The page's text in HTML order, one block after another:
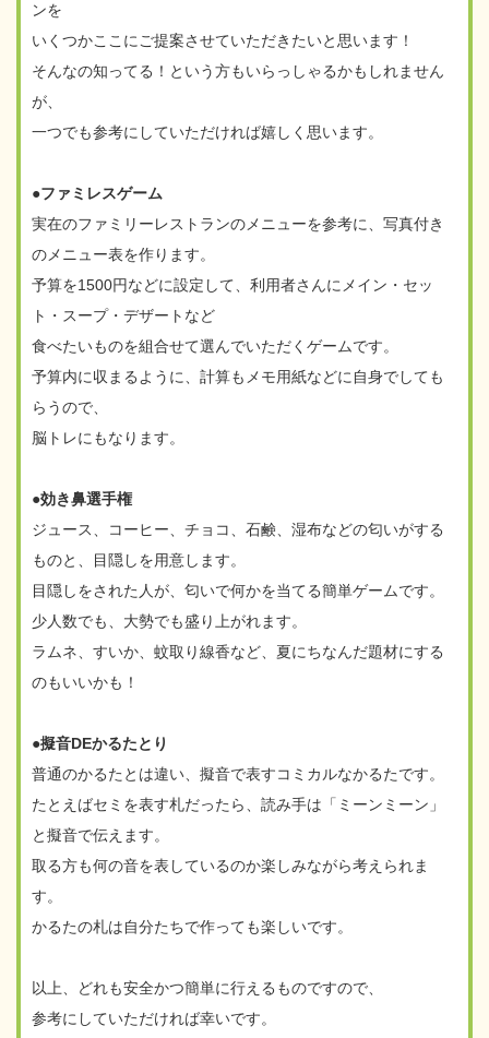
ンを
いくつかここにご提案させていただきたいと思います！
そんなの知ってる！という方もいらっしゃるかもしれません
が、
一つでも参考にしていただければ嬉しく思います。
●ファミレスゲーム
実在のファミリーレストランのメニューを参考に、写真付き
のメニュー表を作ります。
予算を1500円などに設定して、利用者さんにメイン・セッ
ト・スープ・デザートなど
食べたいものを組合せて選んでいただくゲームです。
予算内に収まるように、計算もメモ用紙などに自身でしても
らうので、
脳トレにもなります。
●効き鼻選手権
ジュース、コーヒー、チョコ、石鹸、湿布などの匂いがする
ものと、目隠しを用意します。
目隠しをされた人が、匂いで何かを当てる簡単ゲームです。
少人数でも、大勢でも盛り上がれます。
ラムネ、すいか、蚊取り線香など、夏にちなんだ題材にする
のもいいかも！
●擬音DEかるたとり
普通のかるたとは違い、擬音で表すコミカルなかるたです。
たとえばセミを表す札だったら、読み手は「ミーンミーン」
と擬音で伝えます。
取る方も何の音を表しているのか楽しみながら考えられま
す。
かるたの札は自分たちで作っても楽しいです。
以上、どれも安全かつ簡単に行えるものですので、
参考にしていただければ幸いです。